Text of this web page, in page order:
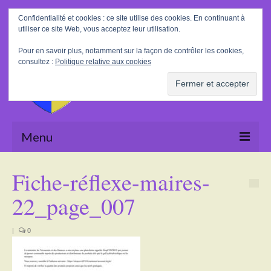
Rechercher
:
Menu
La Mairie
Le village
Fiche-réflexe-maires-
22_page_007
| 0
Confidentialité et cookies : ce site utilise des cookies. En continuant à
utiliser ce site Web, vous acceptez leur utilisation.
Pour en savoir plus, notamment sur la façon de contrôler les cookies,
consultez : Politique relative aux cookies